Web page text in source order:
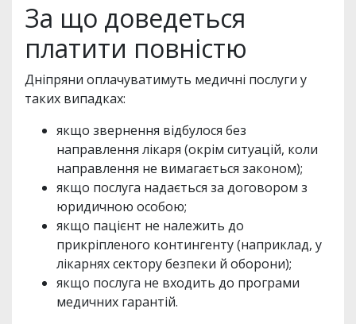
За що доведеться
платити повністю
Дніпряни оплачуватимуть медичні послуги у
таких випадках:
якщо звернення відбулося без
направлення лікаря (окрім ситуацій, коли
направлення не вимагається законом);
якщо послуга надається за договором з
юридичною особою;
якщо пацієнт не належить до
прикріпленого контингенту (наприклад, у
лікарнях сектору безпеки й оборони);
якщо послуга не входить до програми
медичних гарантій.